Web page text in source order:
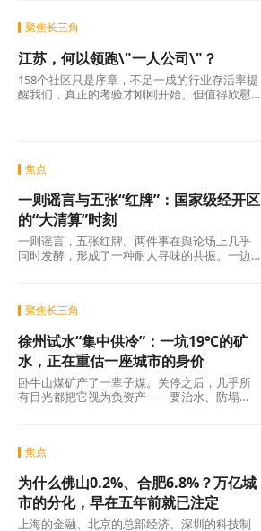
聚焦长三角
江苏，何以领跑\"一人公司\"？
158个社区只是序章，不足一成的行业存活率提
醒我们，真正的考验才刚刚开始。但值得欣慰
焦点
一则谣言与五张“红牌”：国家级经开区
的“大清算”时刻
一则谣言，五张红牌。两件事在舆论场上几乎
同时发酵，形成了一种耐人寻味的共振。一边
聚焦长三角
徐州试水“集中供冷”：一坑19℃的矿
水，正在重估一座城市的身价
卧牛山煤矿产了一辈子煤。关停之后，几乎所
有目光都把它视为负资产——要治水、防塌
焦点
为什么佛山0.2%、合肥6.8%？万亿城
市的分化，早在五年前就已注定
上海的金融、北京的总部经济、深圳的科技制